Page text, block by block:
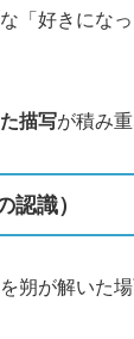
「好きにな
描写が積み
認識）
朔が解いた場